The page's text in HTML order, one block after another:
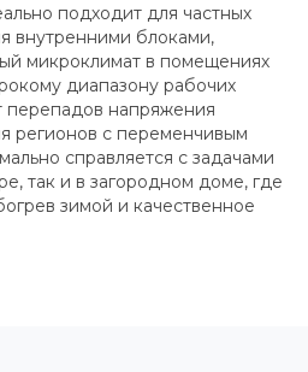
подходит для частных
внутренними блоками,
микроклимат в помещениях
диапазону рабочих
перепадов напряжения
регионов с переменчивым
справляется с задачами
так и в загородном доме, где
зимой и качественное